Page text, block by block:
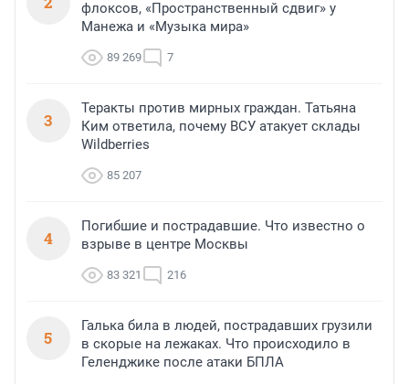
флоксов, «Пространственный сдвиг» у
Манежа и «Музыка мира»
89 269 7
3
Теракты против мирных граждан. Татьяна
Ким ответила, почему ВСУ атакует склады
Wildberries
85 207
4
Погибшие и пострадавшие. Что известно о
взрыве в центре Москвы
83 321 216
5
Галька била в людей, пострадавших грузили
в скорые на лежаках. Что происходило в
Геленджике после атаки БПЛА